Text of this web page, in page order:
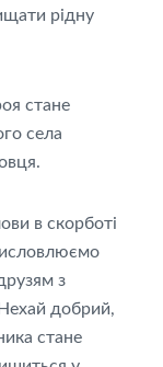
рідну
стане
села
в скорботі
з
добрий,
стане